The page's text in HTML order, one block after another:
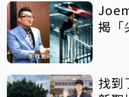
揭「
找到